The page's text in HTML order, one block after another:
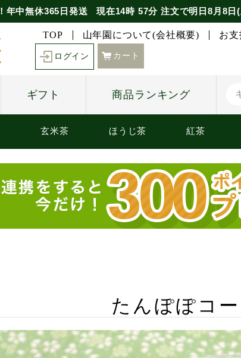
年中無休365日発送 現在14時 57分 注文で明日8月8日
TOP 山年園について(会社概要) お
ログイン カート
ギフト 商品ランキング
玄米茶 ほうじ茶 紅茶
たんぽぽコ